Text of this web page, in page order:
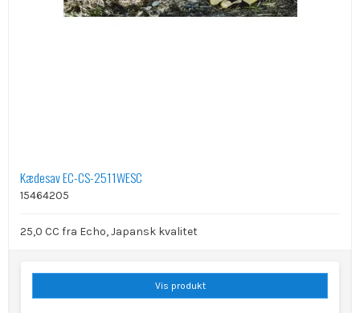
Kædesav EC-CS-2511WESC
15464205
25,0 CC fra Echo, Japansk kvalitet
Vis produkt